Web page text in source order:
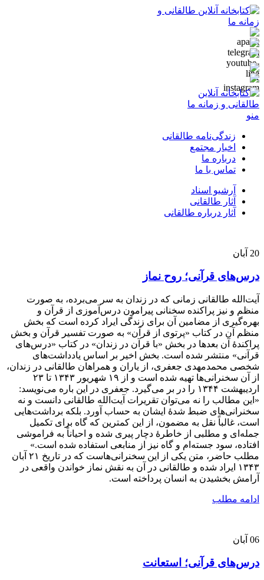
منو
زندگی‌نامه طالقانی
اخبار مجتمع
درباره ما
تماس با ما
آرشیو اسناد
آثار طالقانی
آثار درباره طالقانی
20 آبان
درس‌های قرآنی؛ روح نماز
آیت‌الله طالقانی زمانی که در زندان به سر می‌برده، به صورت
منظم و نیز پراکنده سخنانی پیرامون درس‌آموزی از قرآن و
بهره‌گیری از مضامین آن برای زندگی ایراد کرده است که بخش
منظم آن در کتاب «پرتوی از قرآن» به صورت تفسیر قرآن و بخش
پراکندۀ آن بعدها در بخش «با قرآن در زندان» در کتاب «درس‌های
قرآنی» منتشر شده است. بخش اخیر بر اساس یادداشت‌های
شخصی محمدمهدی جعفری، از یاران و همراهان طالقانی در زندان،
از آن سخنرانی‌ها تهیه شده است و از ۱۹ شهریور ۱۳۴۳ تا ۲۳
اردیبهشت ۱۳۴۴ را در بر می‌گیرد. جعفری در این باره می‌نویسد:
«این مطالب را نه می‌توان تقریرات آیت‌الله طالقانی دانست و نه
سخنرانی‌های ضبط شدۀ ایشان به حساب آورد. بلکه برداشت‌هایی
است، غالباً نقل به مضمون، از این کمترین که گاه برای تکمیل
جمله‌ای و مطلبی از خاطرۀ دچار پیری شده و احیاناً به فراموشی
افتاده، سود جسته‌ام و گاه نیز از منابعی استفاده شده است.»
مطلب حاضر، متن یکی از این سخنرانی‌هاست که در تاریخ ۲۱ آبان
۱۳۴۳ ایراد شده و طالقانی در آن به نقش نماز خواندن واقعی در
آرامش بخشیدن به انسان پرداخته است.
ادامه مطلب
06 آبان
درس‌های قرآنی؛ استعانت